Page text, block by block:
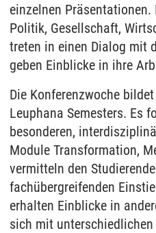
einzelnen Präsentationen.
Politik, Gesellschaft,
treten in einen Dialog mit
geben Einblicke in ihre
Die Konferenzwoche
Leuphana Semesters. Es
besonderen,
Module Transformation,
vermitteln den
fachübergreifenden
erhalten Einblicke in
sich mit